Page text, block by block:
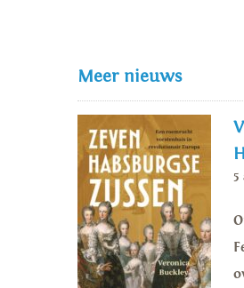
Meer nieuws
5